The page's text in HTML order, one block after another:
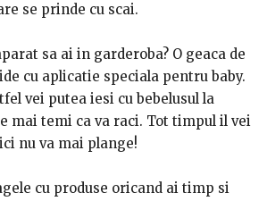
se prinde cu scai.
sa ai in garderoba? O geaca de
cu aplicatie speciala pentru baby.
vei putea iesi cu bebelusul la
mai temi ca va raci. Tot timpul il vei
nu va mai plange!
cu produse oricand ai timp si